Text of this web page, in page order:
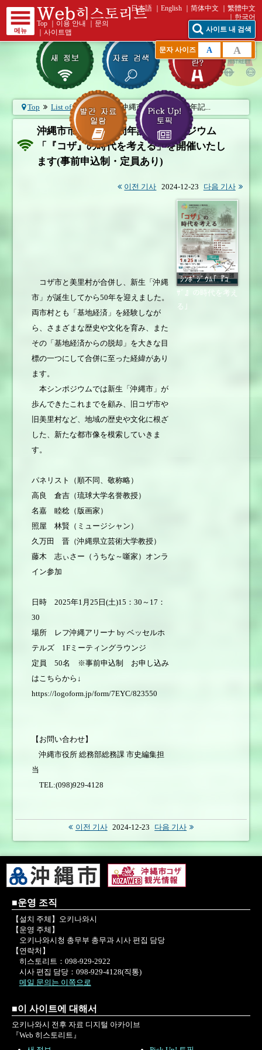
메뉴
Top 이용 안내
문의
｜사이트맵
日本語 English 简体中文
繁體中文
한국어
사이트 내 검색
문자 사이즈 A A
Top List of What's New 沖縄市市制施行50周年記...
沖縄市市制施行50周年記念シンポジウム
「『コザ』の時代を考える」を開催いたし
ます(事前申込制・定員あり)
이전 기사 2024-12-23 다음 기사
ｼﾝﾎﾟｼﾞｳﾑ｢『ｺ
ｻﾞ』の時代を考え
る｣
コザ市と美里村が合併し、新生「沖縄
市」が誕生してから50年を迎えました。
両市村とも「基地経済」を経験しなが
ら、さまざまな歴史や文化を育み、また
その「基地経済からの脱却」を大きな目
標の一つにして合併に至った経緯があり
ます。
本シンポジウムでは新生「沖縄市」が
歩んできたこれまでを顧み、旧コザ市や
旧美里村など、地域の歴史や文化に根ざ
した、新たな都市像を模索していきま
す。
パネリスト（順不同、敬称略）
高良 倉吉（琉球大学名誉教授）
名嘉 睦稔（版画家）
照屋 林賢（ミュージシャン）
久万田 晋（沖縄県立芸術大学教授）
藤木 志ぃさー（うちな～噺家）オンラ
イン参加
日時 2025年1月25日(土)15：30～17：
30
場所 レフ沖縄アリーナ by ベッセルホ
テルズ 1Fミーティングラウンジ
定員 50名 ※事前申込制 お申し込み
はこちらから↓
https://logoform.jp/form/7EYC/823550
【お問い合わせ】
沖縄市役所 総務部総務課 市史編集担
当
TEL:(098)929-4128
이전 기사 2024-12-23 다음 기사
■운영 조직
【설치 주체】오키나와시
【운영 주체】
오키나와시청 총무부 총무과 시사 편집 담당
【연락처】
히스토리트：098-929-2922
시사 편집 담당：098-929-4128(직통)
메일 문의는 이쪽으로
■이 사이트에 대해서
오키나와시 전후 자료 디지털 아카이브
『Web 히스토리트』